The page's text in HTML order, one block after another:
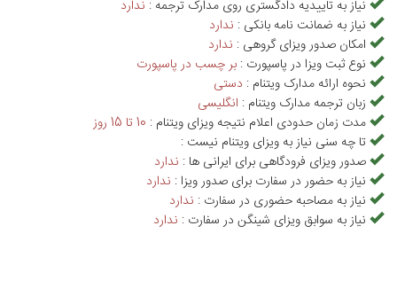
نیاز به تاییدیه دادگستری روی مدارک ترجمه : ندارد
نیاز به ضمانت نامه بانکی : ندارد
امکان صدور ویزای گروهی : ندارد
نوع ثبت ویزا در پاسپورت : بر چسب در پاسپورت
نحوه ارائه مدارک ویتنام : دستی
زبان ترجمه مدارک ویتنام : انگلیسی
مدت زمان حدودی اعلام نتیجه ویزای ویتنام : 10 تا 15 روز
تا چه سنی نیاز به ویزای ویتنام نیست :
صدور ویزای فرودگاهی برای ایرانی ها : ندارد
نیاز به حضور در سفارت برای صدور ویزا : ندارد
نیاز به مصاحبه حضوری در سفارت : ندارد
نیاز به سوابق ویزای شینگن در سفارت : ندارد